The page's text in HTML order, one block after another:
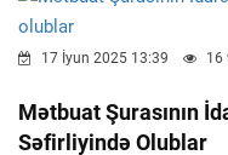
17 İyun 2025 13:39 16
Mətbuat Şurasının
Səfirliyində Olublar